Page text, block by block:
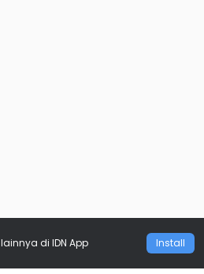
lainnya di IDN App Install